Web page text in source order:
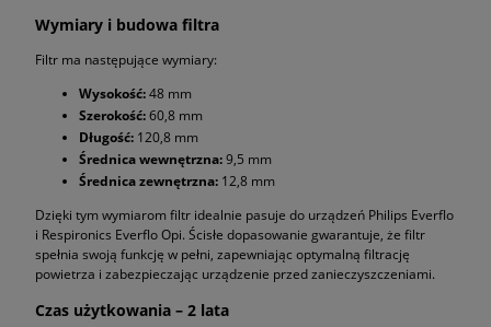
Wymiary i budowa filtra
Filtr ma następujące wymiary:
Wysokość:48 mm
Szerokość:60,8 mm
Długość: 120,8 mm
Średnica wewnętrzna:9,5 mm
Średnica zewnętrzna: 12,8 mm
Dzięki tym wymiarom filtr idealnie pasuje do urządzeń Philips Everflo
i Respironics Everflo Opi. Ścisłe dopasowanie gwarantuje, że filtr
spełnia swoją funkcję w pełni, zapewniając optymalną filtrację
powietrza i zabezpieczając urządzenie przed zanieczyszczeniami.
Czas użytkowania – 2 lata